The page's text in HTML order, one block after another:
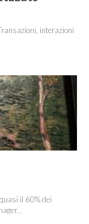
interazioni
il 60% dei